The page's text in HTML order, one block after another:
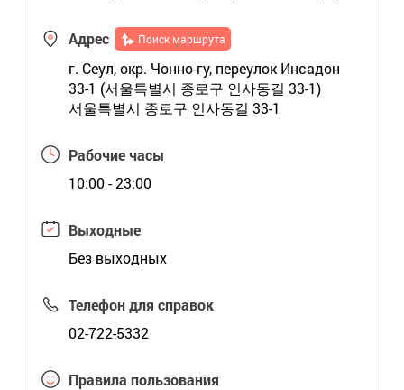
Адрес Поиск маршрута
г. Сеул, окр. Чонно-гу, переулок Инсадон
33-1 (서울특별시 종로구 인사동길 33-1)
서울특별시 종로구 인사동길 33-1
Рабочие часы
10:00 - 23:00
Выходные
Без выходных
Телефон для справок
02-722-5332
Правила пользования